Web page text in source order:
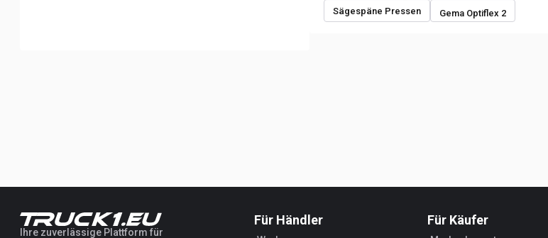
Sägespäne Pressen Gema Optiflex 2
Ihre zuverlässige Plattform für
Für Händler Für Käufer